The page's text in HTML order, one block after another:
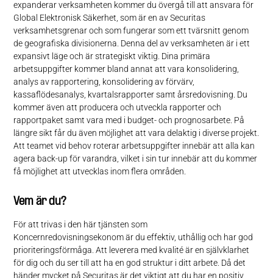
expanderar verksamheten kommer du övergå till att ansvara för
Global Elektronisk Säkerhet, som är en av Securitas
verksamhetsgrenar och som fungerar som ett tvärsnitt genom
de geografiska divisionerna. Denna del av verksamheten är i ett
expansivt läge och är strategiskt viktig. Dina primära
arbetsuppgifter kommer bland annat att vara konsolidering,
analys av rapportering, konsolidering av förvärv,
kassaflödesanalys, kvartalsrapporter samt årsredovisning. Du
kommer även att producera och utveckla rapporter och
rapportpaket samt vara med i budget- och prognosarbete. På
längre sikt får du även möjlighet att vara delaktig i diverse projekt.
Att teamet vid behov roterar arbetsuppgifter innebär att alla kan
agera back-up för varandra, vilket i sin tur innebär att du kommer
få möjlighet att utvecklas inom flera områden.
Vem är du?
För att trivas i den här tjänsten som
Koncernredovisningsekonom är du effektiv, uthållig och har god
prioriteringsförmåga. Att leverera med kvalité är en självklarhet
för dig och du ser till att ha en god struktur i ditt arbete. Då det
händer mycket på Securitas är det viktigt att du har en positiv